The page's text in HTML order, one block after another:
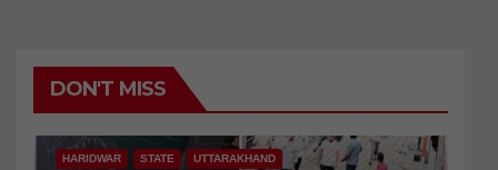
DON'T MISS
HARIDWAR STATE UTTARAKHAND